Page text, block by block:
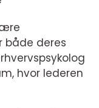
både deres
hvor lederen